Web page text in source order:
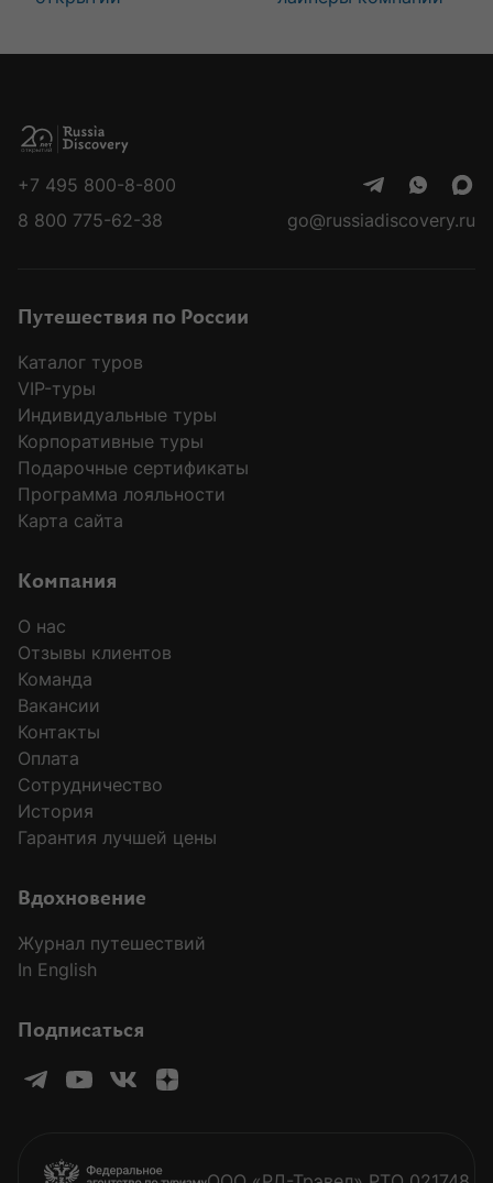
+7 495 800-8-800
8 800 775-62-38
go@russiadiscovery.ru
Путешествия по России
Каталог туров
VIP-туры
Индивидуальные туры
Корпоративные туры
Подарочные сертификаты
Программа лояльности
Карта сайта
Компания
О нас
Отзывы клиентов
Команда
Вакансии
Контакты
Оплата
Сотрудничество
История
Гарантия лучшей цены
Вдохновение
Журнал путешествий
In English
Подписаться